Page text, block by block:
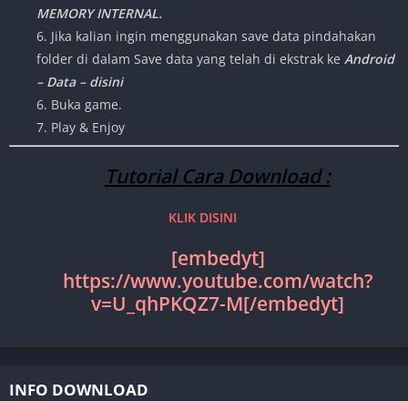
MEMORY INTERNAL.
6. Jika kalian ingin menggunakan save data pindahakan
folder di dalam Save data yang telah di ekstrak ke Android
– Data – disini
6. Buka game.
7. Play & Enjoy
Tutorial Cara Download :
KLIK DISINI
[embedyt]
https://www.youtube.com/watch?
v=U_qhPKQZ7-M[/embedyt]
INFO DOWNLOAD